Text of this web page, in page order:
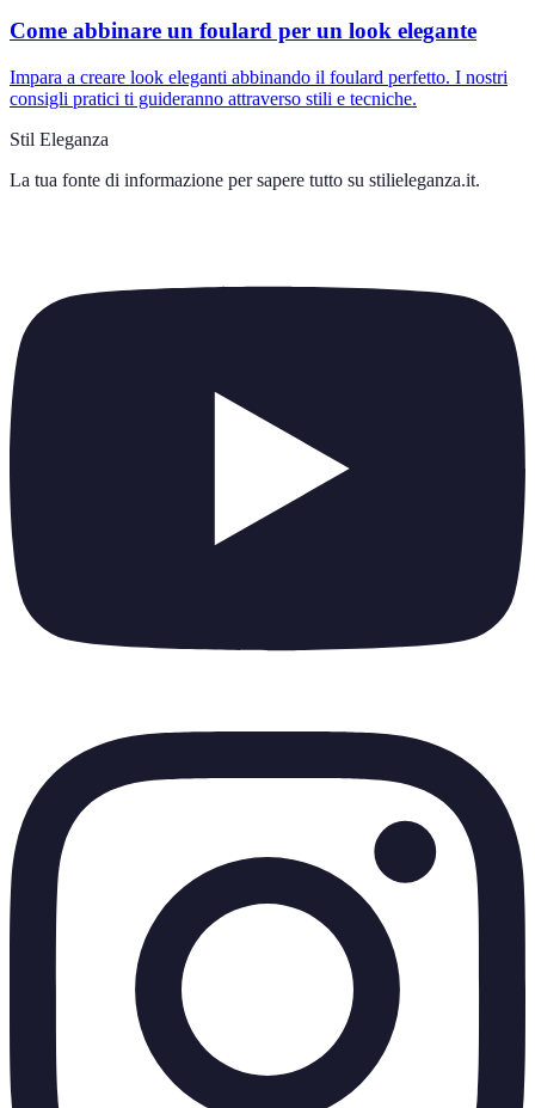
Come abbinare un foulard per un look elegante
Impara a creare look eleganti abbinando il foulard perfetto. I nostri
consigli pratici ti guideranno attraverso stili e tecniche.
Stil Eleganza
La tua fonte di informazione per sapere tutto su stilieleganza.it.